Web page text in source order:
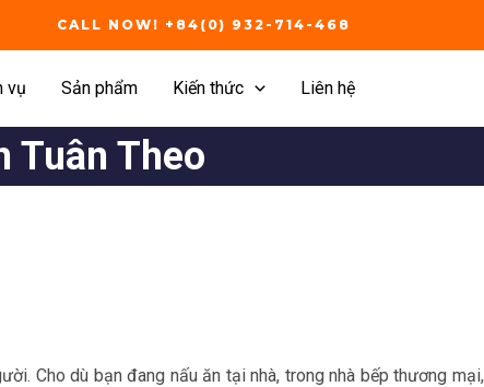
CALL NOW! +84(0) 932-714-468
vụ Sản phẩm Kiến thức Liên hệ
Tuân Theo
Cho dù bạn đang nấu ăn tại nhà, trong nhà bếp thương mại,